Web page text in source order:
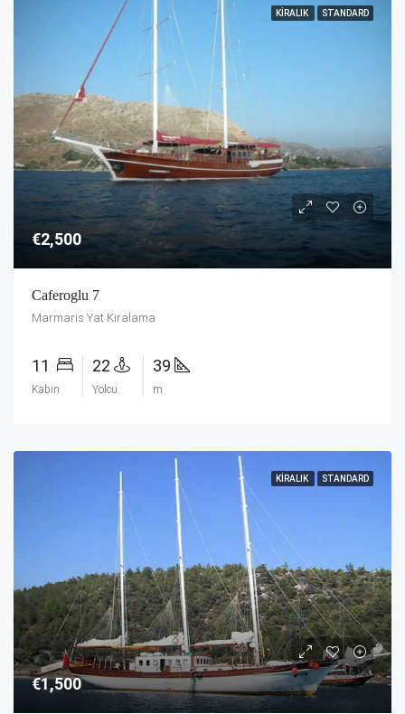
KIRALIK STANDARD
€2,500
Caferoglu 7
Marmaris Yat Kiralama
11
Kabin
22
Yolcu
39
m
KIRALIK STANDARD
€1,500